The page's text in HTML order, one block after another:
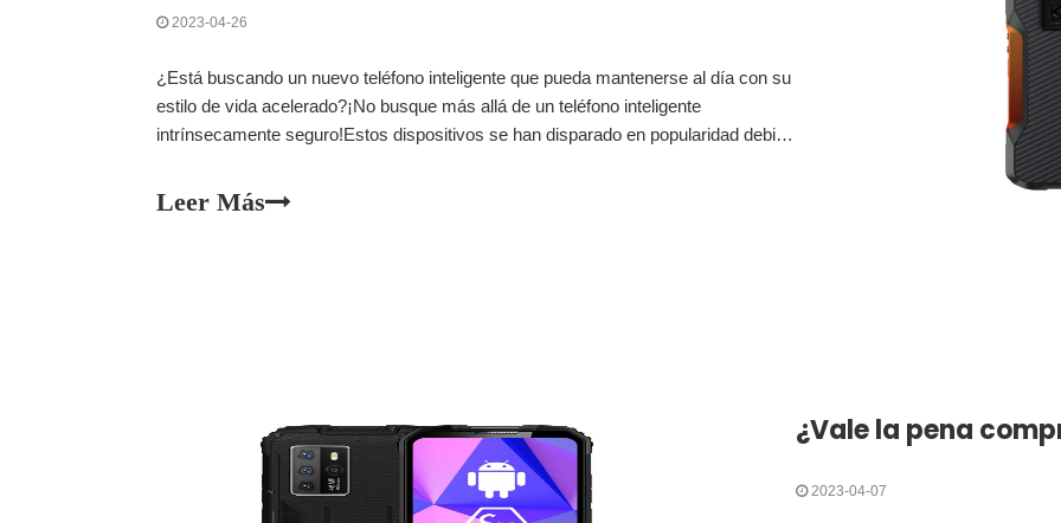
2023-04-26
¿Está buscando un nuevo teléfono inteligente que pueda mantenerse al día con su
estilo de vida acelerado?¡No busque más allá de un teléfono inteligente
intrínsecamente seguro!Estos dispositivos se han disparado en popularidad debido
ofrecen una protección inigualable.
Leer Más
2023-04-07